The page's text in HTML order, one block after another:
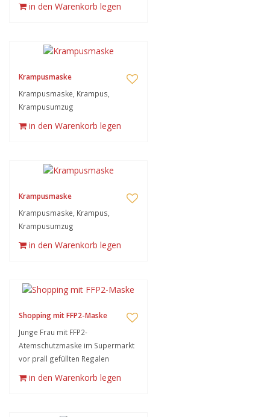
in den Warenkorb legen
Krampusmaske
Krampusmaske, Krampus,
Krampusumzug
in den Warenkorb legen
Krampusmaske
Krampusmaske, Krampus,
Krampusumzug
in den Warenkorb legen
Shopping mit FFP2-Maske
Junge Frau mit FFP2-
Atemschutzmaske im Supermarkt
vor prall gefüllten Regalen
in den Warenkorb legen